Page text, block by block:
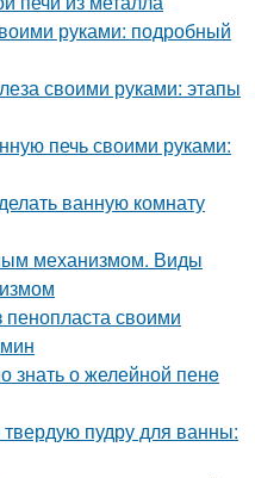
руками: подробный
своими руками: этапы
печь своими руками:
ванную комнату
механизмом. Виды
своими
знать о желейной пенe
пудру для ванны: